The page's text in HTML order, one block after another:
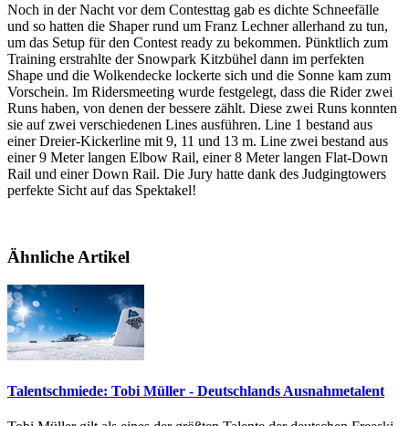
Noch in der Nacht vor dem Contesttag gab es dichte Schneefälle
und so hatten die Shaper rund um Franz Lechner allerhand zu tun,
um das Setup für den Contest ready zu bekommen. Pünktlich zum
Training erstrahlte der Snowpark Kitzbühel dann im perfekten
Shape und die Wolkendecke lockerte sich und die Sonne kam zum
Vorschein. Im Ridersmeeting wurde festgelegt, dass die Rider zwei
Runs haben, von denen der bessere zählt. Diese zwei Runs konnten
sie auf zwei verschiedenen Lines ausführen. Line 1 bestand aus
einer Dreier-Kickerline mit 9, 11 und 13 m. Line zwei bestand aus
einer 9 Meter langen Elbow Rail, einer 8 Meter langen Flat-Down
Rail und einer Down Rail. Die Jury hatte dank des Judgingtowers
perfekte Sicht auf das Spektakel!
Ähnliche Artikel
Talentschmiede: Tobi Müller - Deutschlands Ausnahmetalent